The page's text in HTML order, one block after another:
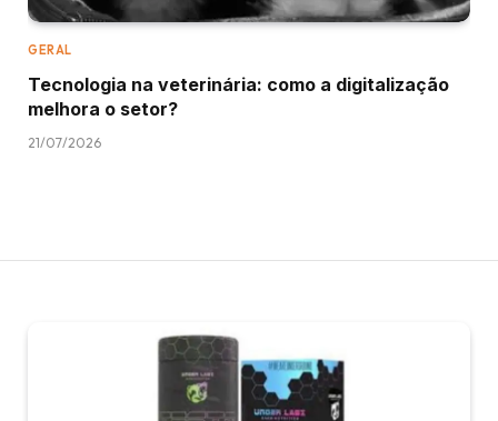
GERAL
Tecnologia na veterinária: como a digitalização
melhora o setor?
21/07/2026